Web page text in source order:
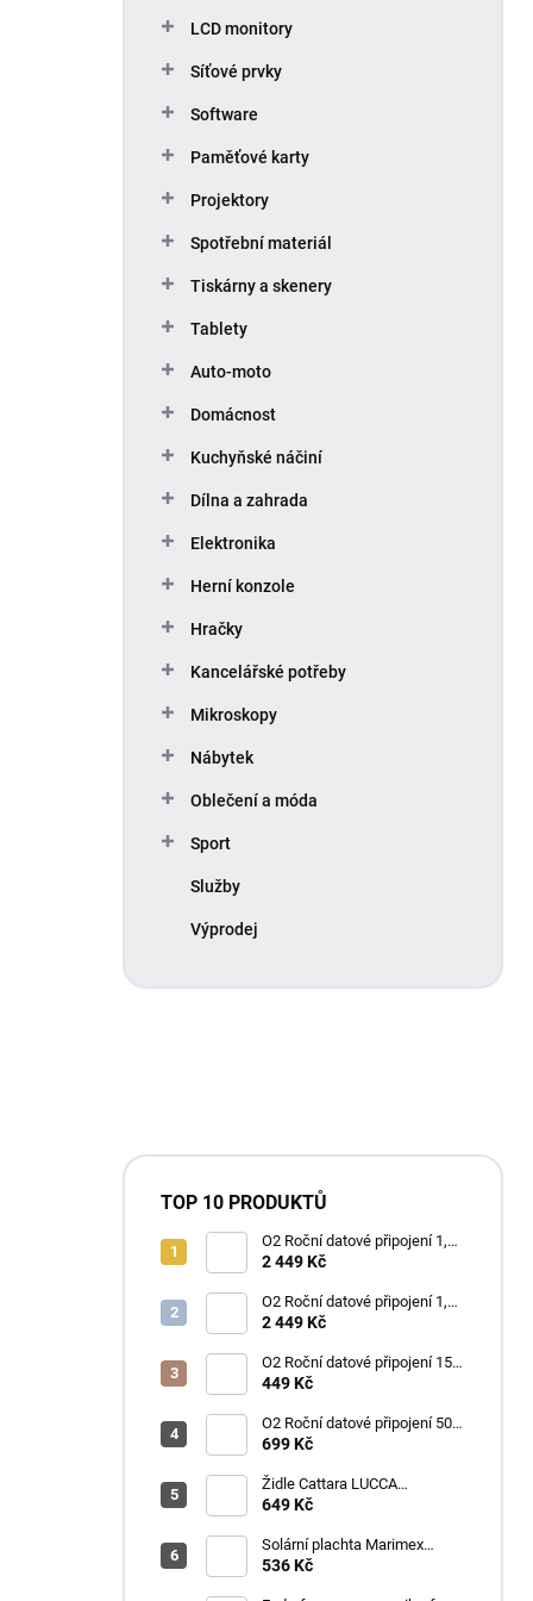
LCD monitory
Síťové prvky
Software
Paměťové karty
Projektory
Spotřební materiál
Tiskárny a skenery
Tablety
Auto-moto
Domácnost
Kuchyňské náčiní
Dílna a zahrada
Elektronika
Herní konzole
Hračky
Kancelářské potřeby
Mikroskopy
Nábytek
Oblečení a móda
Sport
Služby
Výprodej
TOP 10 PRODUKTŮ
O2 Roční datové připojení 1,2
TB
2 449 Kč
O2 Roční datové připojení 1,2
TB
2 449 Kč
O2 Roční datové připojení 15
GB
449 Kč
O2 Roční datové připojení 50
GB
699 Kč
Židle Cattara LUCCA
kempingová skládací modrá
649 Kč
Solární plachta Marimex
průměr 3,6 m černá
536 Kč